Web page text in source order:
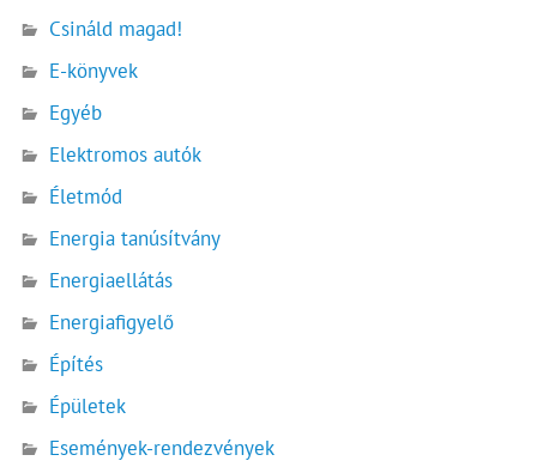
Csináld magad!
E-könyvek
Egyéb
Elektromos autók
Életmód
Energia tanúsítvány
Energiaellátás
Energiafigyelő
Építés
Épületek
Események-rendezvények